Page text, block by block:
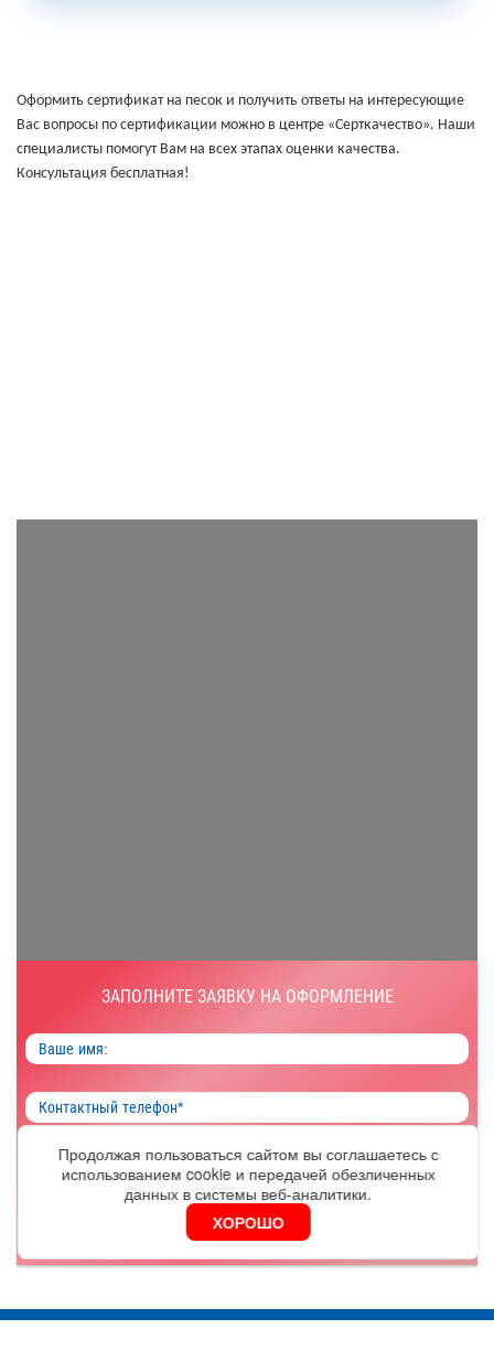
Оформить сертификат на песок и получить ответы на интересующие
Вас вопросы по сертификации можно в центре «Серткачество». Наши
специалисты помогут Вам на всех этапах оценки качества.
Консультация бесплатная!
ЗАПОЛНИТЕ ЗАЯВКУ НА ОФОРМЛЕНИЕ
ОФОРМИТЬ
Я согласен на обработкуперсональных данных
Продолжая пользоваться сайтом вы соглашаетесь с
использованием cookie и передачей обезличенных
данных в системы веб-аналитики.
ХОРОШО